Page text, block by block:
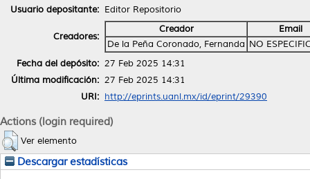
Usuario depositante: Editor Repositorio
Creadores:
Creador
Email
De la Peña Coronado, Fernanda NO
Fecha del depósito: 27 Feb 2025 14:31
Última modificación: 27 Feb 2025 14:31
URI: http://eprints.uanl.mx/id/eprint/29390
Actions (login required)
Ver elemento
Descargar estadísticas